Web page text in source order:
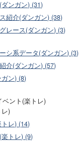
ンガン) (31)
紹介(ダンガン) (38)
レース(ダンガン) (3)
シ系データ(ダンガン) (3)
介(ダンガン) (57)
ン) (8)
ント(楽トレ)
)
レ) (14)
トレ) (9)